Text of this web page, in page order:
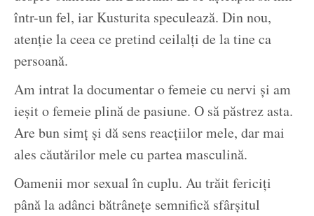
într-un fel, iar Kusturita speculează. Din nou,
atenție la ceea ce pretind ceilalți de la tine ca
persoană.
Am intrat la documentar o femeie cu nervi și am
ieșit o femeie plină de pasiune. O să păstrez asta.
Are bun simț și dă sens reacțiilor mele, dar mai
ales căutărilor mele cu partea masculină.
Oamenii mor sexual în cuplu. Au trăit fericiți
până la adânci bătrânețe semnifică sfârșitul